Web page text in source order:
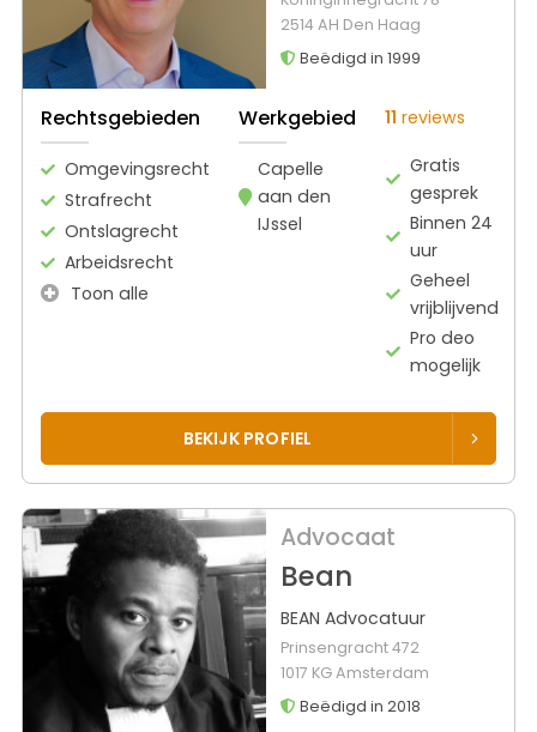
2514 AH Den Haag
Beëdigd in 1999
Rechtsgebieden
Omgevingsrecht
Strafrecht
Ontslagrecht
Arbeidsrecht
Toon alle
Werkgebied
Capelle
aan den
IJssel
11 reviews
Gratis
gesprek
Binnen 24
uur
Geheel
vrijblijvend
Pro deo
mogelijk
BEKIJK PROFIEL
Advocaat
Bean
BEAN Advocatuur
Prinsengracht 472
1017 KG Amsterdam
Beëdigd in 2018